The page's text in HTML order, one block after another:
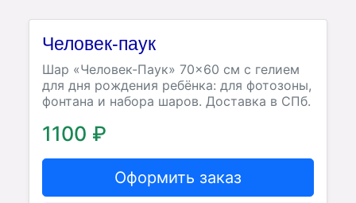
Человек-паук
Шар «Человек-Паук» 70×60 см с гелием
для дня рождения ребёнка: для фотозоны,
фонтана и набора шаров. Доставка в СПб.
1100 ₽
Оформить заказ